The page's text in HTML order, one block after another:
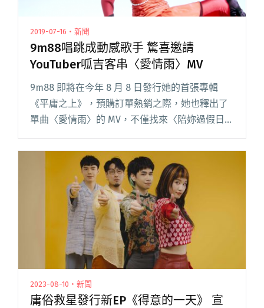
2019-07-16・新聞
9m88唱跳成動感歌手 驚喜邀請
YouTuber呱吉客串〈愛情雨〉MV
9m88 即將在今年 8 月 8 日發行她的首張專輯
《平庸之上》，預購訂單熱銷之際，她也釋出了
單曲〈愛情雨〉的 MV，不僅找來〈陪妳過假日〉
議員呱吉客串搖滾鍵盤手！ 為配合網路短劇《夢
醒淑閱讀全文 "9m88唱跳成動感歌手 驚喜邀請
YouTuber呱吉客串〈愛情雨〉MV"
2023-08-10・新聞
庸俗救星發行新EP《得意的一天》 宣